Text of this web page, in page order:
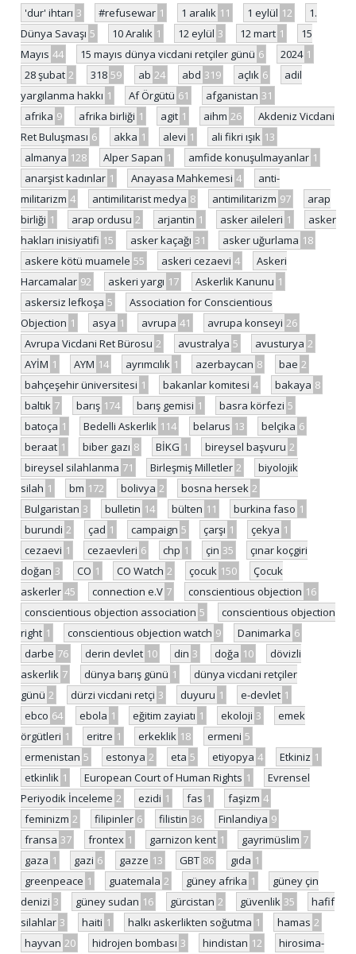
'dur' ihtarı 3 #refusewar 1 1 aralık 11 1 eylül 12
1.
Dünya Savaşı 5 10 Aralık 1 12 eylül 3 12 mart 1
15
Mayıs 44 15 mayıs dünya vicdani retçiler günü 6 2024 1
28 şubat 2 318 59 ab 24 abd 319 açlık 6
adil
yargılanma hakkı 1 Af Örgütü 61 afganistan 31
afrika 9 afrika birliği 1 agit 1 aihm 26
Akdeniz Vicdani
Ret Buluşması 6 akka 1 alevi 1 ali fikri ışık 13
almanya 128 Alper Sapan 1 amfide konuşulmayanlar 1
anarşist kadınlar 1 Anayasa Mahkemesi 4
anti-
militarizm 4 antimilitarist medya 8 antimilitarizm 97
arap
birliği 1 arap ordusu 2 arjantin 1 asker aileleri 1
asker
hakları inisiyatifi 15 asker kaçağı 31 asker uğurlama 18
askere kötü muamele 55 askeri cezaevi 4
Askeri
Harcamalar 92 askeri yargı 17 Askerlik Kanunu 1
askersiz lefkoşa 5
Association for Conscientious
Objection 1 asya 1 avrupa 41 avrupa konseyi 26
Avrupa Vicdani Ret Bürosu 2 avustralya 5 avusturya 2
AYİM 1 AYM 14 ayrımcılık 1 azerbaycan 8 bae 2
bahçeşehir üniversitesi 1 bakanlar komitesi 4 bakaya 8
baltık 7 barış 174 barış gemisi 1 basra körfezi 5
batoça 1 Bedelli Askerlik 114 belarus 13 belçika 6
beraat 1 biber gazı 8 BİKG 1 bireysel başvuru 2
bireysel silahlanma 71 Birleşmiş Milletler 2
biyolojik
silah 1 bm 172 bolivya 2 bosna hersek 2
Bulgaristan 3 bulletin 14 bülten 11 burkina faso 1
burundi 2 çad 1 campaign 5 çarşı 1 çekya 1
cezaevi 1 cezaevleri 6 chp 1 çin 35
çınar koçgiri
doğan 3 CO 1 CO Watch 2 çocuk 150
Çocuk
askerler 45 connection e.V 7 conscientious objection 16
conscientious objection association 5
conscientious objection
right 1 conscientious objection watch 9 Danimarka 6
darbe 76 derin devlet 10 din 3 doğa 10
dövizli
askerlik 7 dünya barış günü 1
dünya vicdani retçiler
günü 2 dürzi vicdani retçi 3 duyuru 1 e-devlet 1
ebco 64 ebola 1 eğitim zayiatı 1 ekoloji 3
emek
örgütleri 1 eritre 1 erkeklik 18 ermeni 5
ermenistan 5 estonya 2 eta 5 etiyopya 4 Etkiniz 1
etkinlik 1 European Court of Human Rights 1
Evrensel
Periyodik İnceleme 2 ezidi 1 fas 1 faşizm 4
feminizm 2 filipinler 6 filistin 36 Finlandiya 9
fransa 37 frontex 1 garnizon kent 1 gayrimüslim 7
gaza 1 gazi 6 gazze 13 GBT 86 gıda 1
greenpeace 1 guatemala 2 güney afrika 1
güney çin
denizi 3 güney sudan 16 gürcistan 2 güvenlik 35
hafif
silahlar 3 haiti 1 halkı askerlikten soğutma 1 hamas 2
hayvan 20 hidrojen bombası 3 hindistan 12
hirosima-